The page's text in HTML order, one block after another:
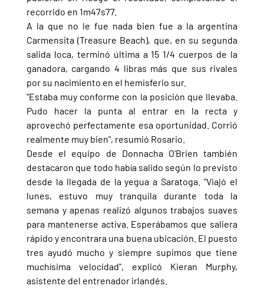
recorrido en 1m47s77.
A la que no le fue nada bien fue a la argentina
Carmensita (Treasure Beach), que, en su segunda
salida loca, terminó última a 15 1/4 cuerpos de la
ganadora, cargando 4 libras más que sus rivales
por su nacimiento en el hemisferio sur.
"Estaba muy conforme con la posición que llevaba.
Pudo hacer la punta al entrar en la recta y
aprovechó perfectamente esa oportunidad. Corrió
realmente muy bien", resumió Rosario.
Desde el equipo de Donnacha O'Brien también
destacaron que todo había salido según lo previsto
desde la llegada de la yegua a Saratoga. "Viajó el
lunes, estuvo muy tranquila durante toda la
semana y apenas realizó algunos trabajos suaves
para mantenerse activa. Esperábamos que saliera
rápido y encontrara una buena ubicación. El puesto
tres ayudó mucho y siempre supimos que tiene
muchísima velocidad", explicó Kieran Murphy,
asistente del entrenador irlandés.